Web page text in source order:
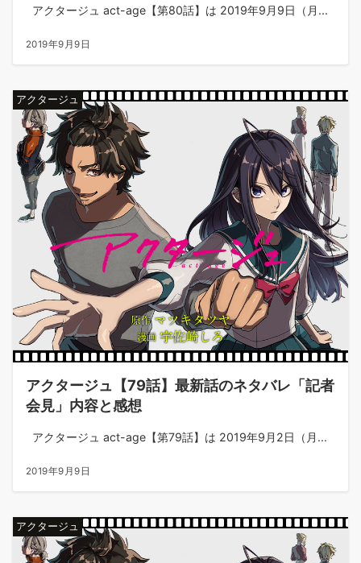
アクタージュ act-age【第80話】は 2019年9月9日（月...
2019年9月9日
アクタージュ
アクタージュ【79話】最新話のネタバレ「記者
会見」内容と感想
アクタージュ act-age【第79話】は 2019年9月2日（月...
2019年9月9日
アクタージュ